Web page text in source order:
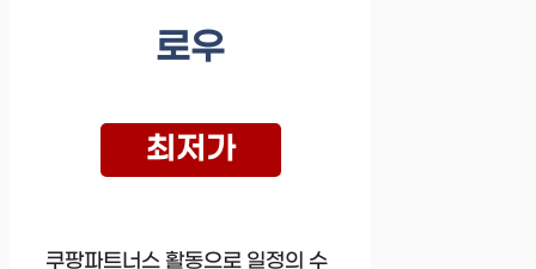
로우
최저가
쿠팡파트너스 활동으로 일정의 수